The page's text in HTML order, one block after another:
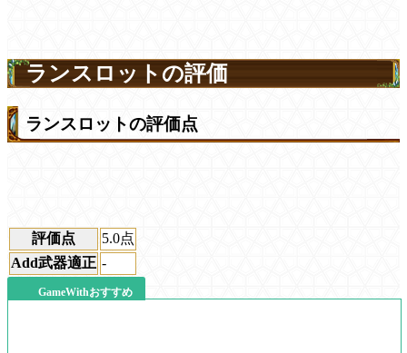
ランスロットの評価
ランスロットの評価点
評価点 5.0点
Add武器適正 -
GameWithおすすめ